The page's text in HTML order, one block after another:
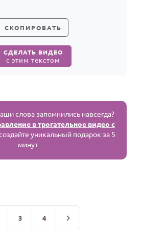
СКОПИРОВАТЬ
СДЕЛАТЬ ВИДЕО
с этим текстом
слова запомнились навсегда?
в трогательное видео с
уникальный подарок за 5
минут
3 4